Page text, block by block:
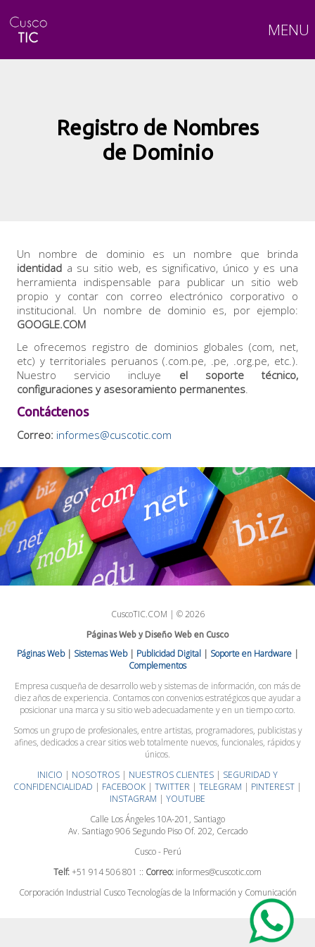
MENU
Registro de Nombres
de Dominio
Un nombre de dominio es un nombre que brinda
identidad a su sitio web, es significativo, único y es una
herramienta indispensable para publicar un sitio web
propio y contar con correo electrónico corporativo o
institucional. Un nombre de dominio es, por ejemplo:
GOOGLE.COM
Le ofrecemos registro de dominios globales (com, net,
etc) y territoriales peruanos (.com.pe, .pe, .org.pe, etc.).
Nuestro servicio incluye el soporte técnico,
configuraciones y asesoramiento permanentes.
Contáctenos
Correo: informes@cuscotic.com
CuscoTIC.COM | © 2026
Páginas Web y Diseño Web en Cusco
Páginas Web | Sistemas Web | Publicidad Digital | Soporte en Hardware |
Complementos
Empresa cusqueña de desarrollo web y sistemas de información, con más de
diez años de experiencia. Contamos con convenios estratégicos que ayudar a
posicionar una marca y su sitio web adecuadamente y en un tiempo corto.
Somos un grupo de profesionales, entre artistas, programadores, publicistas y
afines, dedicados a crear sitios web totalmente nuevos, funcionales, rápidos y
únicos.
INICIO | NOSOTROS | NUESTROS CLIENTES | SEGURIDAD Y
CONFIDENCIALIDAD | FACEBOOK | TWITTER | TELEGRAM | PINTEREST |
INSTAGRAM | YOUTUBE
Calle Los Ángeles 10A-201, Santiago
Av. Santiago 906 Segundo Piso Of. 202, Cercado
Cusco - Perú
Telf:+51 914 506 801 :: Correo: informes@cuscotic.com
Corporación Industrial Cusco Tecnologías de la Información y Comunicación